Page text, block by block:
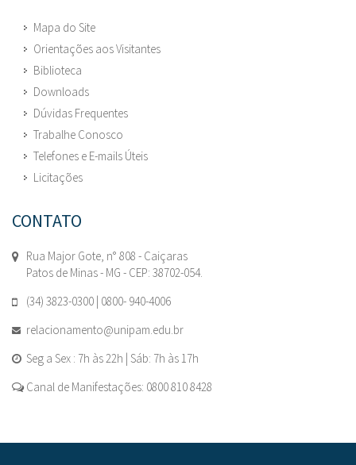
Mapa do Site
Orientações aos Visitantes
Biblioteca
Downloads
Dúvidas Frequentes
Trabalhe Conosco
Telefones e E-mails Úteis
Licitações
CONTATO
Rua Major Gote, n° 808 - Caiçaras
Patos de Minas - MG - CEP: 38702-054.
(34) 3823-0300 | 0800- 940-4006
relacionamento@unipam.edu.br
Seg a Sex : 7h às 22h | Sáb: 7h às 17h
Canal de Manifestações: 0800 810 8428